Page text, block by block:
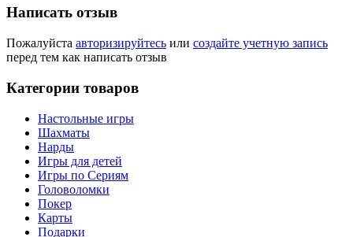
Написать отзыв
Пожалуйста авторизируйтесь или создайте учетную запись
перед тем как написать отзыв
Категории товаров
Настольные игры
Шахматы
Нарды
Игры для детей
Игры по Сериям
Головоломки
Покер
Карты
Подарки